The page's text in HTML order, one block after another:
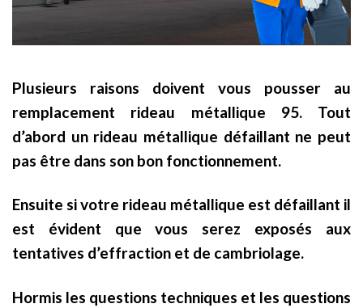
Plusieurs raisons doivent vous pousser au
remplacement rideau métallique 95. Tout
d’abord un rideau métallique défaillant ne peut
pas être dans son bon fonctionnement.
Ensuite si votre rideau métallique est défaillant il
est évident que vous serez exposés aux
tentatives d’effraction et de cambriolage.
Hormis les questions techniques et les questions